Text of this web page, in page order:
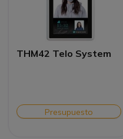
THM42 Telo System
Presupuesto